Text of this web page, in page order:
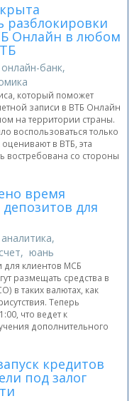
разблокировки
Онлайн в любом
банк,
который поможет
записи в ВТБ Онлайн
на территории страны.
воспользоваться только
в ВТБ, эта
востребована со стороны
время
для
юань
клиентов МСБ
размещать средства в
в таких валютах, как
Теперь
что ведет к
дополнительного
кредитов
под залог